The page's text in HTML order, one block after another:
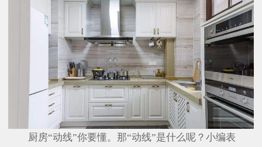
厨房“动线”你要懂。那“动线”是什么呢？小编表